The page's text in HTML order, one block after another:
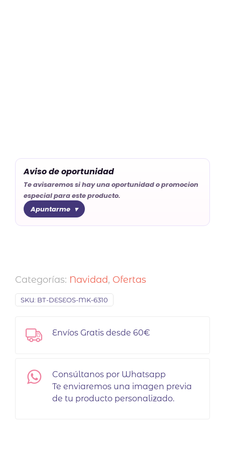
Aviso de oportunidad
Te avisaremos si hay una oportunidad o promocion
especial para este producto.
Apuntarme
Categorías: Navidad, Ofertas
SKU: BT-DESEOS-MK-6310
Envíos Gratis desde 60€
Consúltanos por Whatsapp
Te enviaremos una imagen previa
de tu producto personalizado.